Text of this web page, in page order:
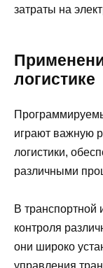
затраты на
логистике
играют важную
логистики,
различными
В транспортной
контроля
они широко
управления